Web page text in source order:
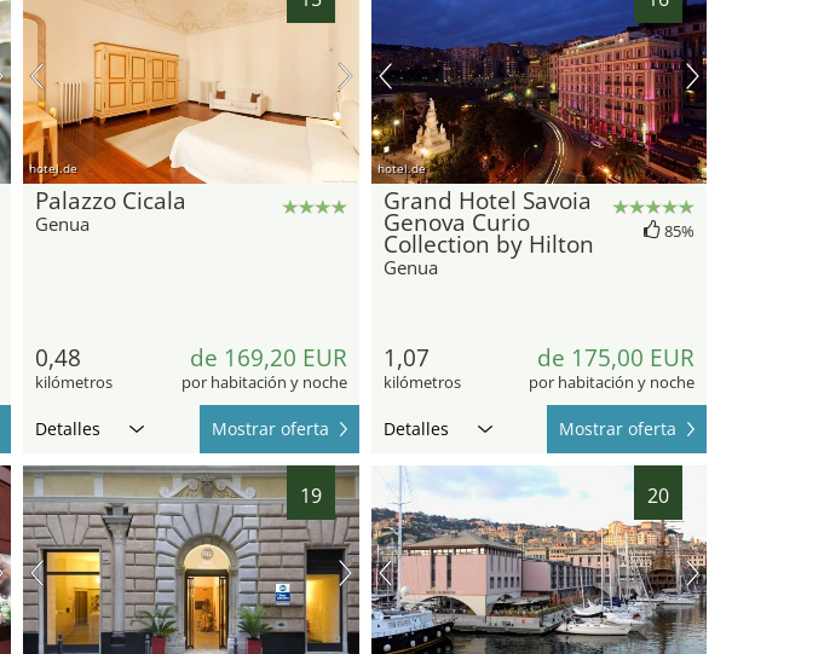
hotel.de
Palazzo Cicala
Genua
0,48
kilómetros
de 169,20 EUR
por habitación y noche
Detalles Mostrar oferta
hotel.de
Grand Hotel Savoia
Genova Curio
Collection by Hilton
Genua
85%
1,07
kilómetros
de 175,00 EUR
por habitación y noche
Detalles Mostrar oferta
19 20